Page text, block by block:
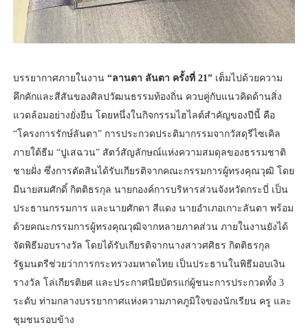
บรรยากาศภายในงาน“ลานตา ลันตา ครั้งที่ 21” เต็มไปด้วยความ
คึกคักและสีสันของศิลปวัฒนธรรมท้องถิ่น ควบคู่กับแนวคิดด้านสิ่ง
แวดล้อมอย่างยั่งยืน โดยหนึ่งในกิจกรรมไฮไลต์สำคัญของปีนี้ คือ
“โครงการรักษ์ลันตา” การประกวดประติมากรรมจากวัสดุรีไซเคิล
ภายใต้ธีม “ปูเสฉวน” สัตว์สัญลักษณ์แห่งความสมดุลของธรรมชาติ
ชายฝั่ง ซึ่งการตัดสินได้รับเกียรติจากคณะกรรมการผู้ทรงคุณวุฒิ โดย
มีนายสมศักดิ์ กิตติธรกุล นายกองค์การบริหารส่วนจังหวัดกระบี่ เป็น
ประธานกรรมการ และนายศักดา สีแดง นายอำเภอเกาะลันตา พร้อม
ด้วยคณะกรรมการผู้ทรงคุณวุฒิจากหลายภาคส่วน ภายในงานยังได้
จัดพิธีมอบรางวัล โดยได้รับเกียรติจากนางสาวศศิธร กิตติธรกุล
รัฐมนตรีช่วยว่าการกระทรวงมหาดไทย เป็นประธานในพิธีมอบเงิน
รางวัล โล่เกียรติยศ และประกาศนียบัตรแก่ผู้ชนะการประกวดทั้ง 3
ระดับ ท่ามกลางบรรยากาศแห่งความภาคภูมิใจของนักเรียน ครู และ
ชุมชนรอบข้าง